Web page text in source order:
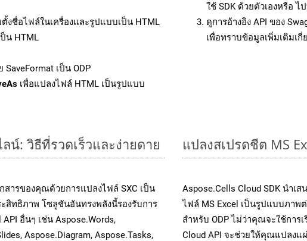
งชื่อไฟล์ในเครื่องและรูปแบบเป็น HTML
น HTML
SaveFormat เป็น ODP
เพื่อแปลงไฟล์ HTML เป็นรูปแบบ
ใช้ SDK ด้วยตัวเองหรือ ไ
ดูการอ้างอิง API ของ
เพื่อทราบข้อมูลเพิ่มเติมเกี่
น์: วิธีที่รวดเร็วและง่ายดาย
สารของคุณด้วยการแปลงไฟล์ SXC เป็น
สิทธิภาพ โซลูชันอันทรงพลังนี้รองรับการ
อื่นๆ เช่น Aspose.Words,
Aspose.Diagram, Aspose.Tasks,
แปลงสเปรดชีต MS
Aspose.Cells Cloud SDK นำเ
ไฟล์ MS Excel เป็นรูปแบบภาพ
สำหรับ ODP ไม่ว่าคุณจะใช้การเ
Cloud API จะช่วยให้คุณแปลงแ